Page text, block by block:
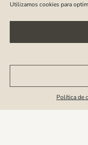
Utilizamos cookies para
Política de
¿ERES